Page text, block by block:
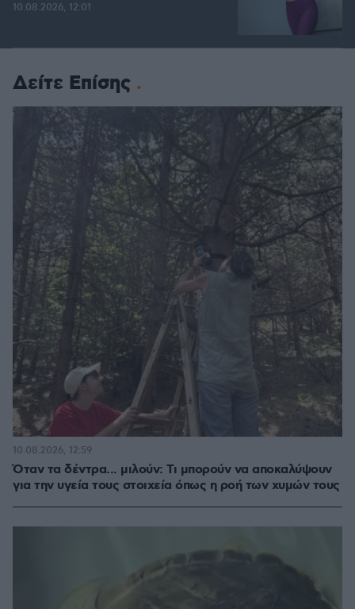
10.08.2026, 12:01
Δείτε Επίσης
Όταν τα δέντρα... μιλούν: Τι μπορούν να αποκαλύψουν
για την υγεία τους στοιχεία όπως η ροή των χυμών τους
10.08.2026, 12:59